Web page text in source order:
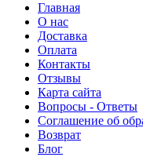
Главная
О нас
Доставка
Оплата
Контакты
Отзывы
Карта сайта
Вопросы - Ответы
Соглашение об
Возврат
Блог